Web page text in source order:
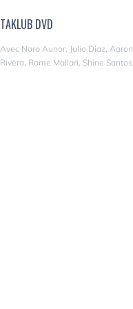
TAKLUB DVD
Avec Nora Aunor, Julio Diaz, Aaron
Rivera, Rome Mallari, Shine Santos